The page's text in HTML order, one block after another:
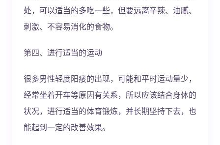
处，可以适当的多吃一些，但要远离辛辣、油腻、
刺激、不容易消化的食物。
第四、进行适当的运动
很多男性轻度阳痿的出现，可能和平时运动量少，
经常坐着开车等原因有关系，所以应该结合身体的
状况，进行适当的体育锻炼，并长期坚持下去，也
能起到一定的改善效果。